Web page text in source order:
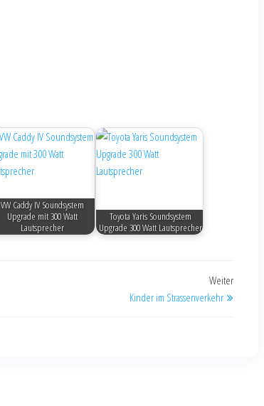
VW Caddy IV Soundsystem
Upgrade mit 300 Watt
Lautsprecher
Toyota Yaris Soundsystem
Upgrade 300 Watt Lautsprecher
Weiter
Kinder im Strassenverkehr